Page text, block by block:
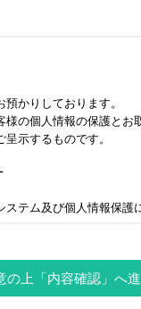
の上「内容確認」へ